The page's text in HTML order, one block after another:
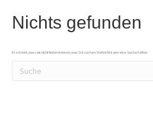
Nichts gefunden
Es scheint, dass wir nicht finden können, was Sie suchen. Vielleicht kann eine Suche helfen.